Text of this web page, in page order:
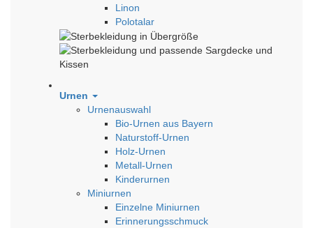
Linon
Polotalar
Urnen
Urnenauswahl
Bio-Urnen aus Bayern
Naturstoff-Urnen
Holz-Urnen
Metall-Urnen
Kinderurnen
Miniurnen
Einzelne Miniurnen
Erinnerungsschmuck